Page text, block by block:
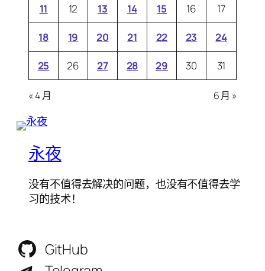
11 12 13 14 15 16 17
18 19 20 21 22 23 24
25 26 27 28 29 30 31
« 4 月 6 月 »
永夜
没有不值得去解决的问题，也没有不值得去学
习的技术！
GitHub